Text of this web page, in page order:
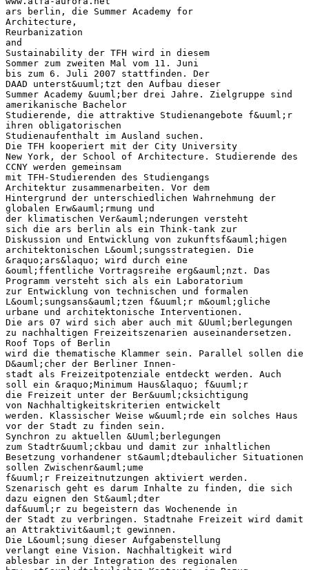
ars berlin, die Summer Academy for
Architecture,
Reurbanization
and
Sustainability der TFH wird in diesem
Sommer zum zweiten Mal vom 11. Juni
bis zum 6. Juli 2007 stattfinden. Der
DAAD unterst&uuml;tzt den Aufbau dieser
Summer Academy &uuml;ber drei Jahre. Zielgruppe sind
amerikanische Bachelor
Studierende, die attraktive Studienangebote f&uuml;r
ihren obligatorischen
Studienaufenthalt im Ausland suchen.
Die TFH kooperiert mit der City University
New York, der School of Architecture. Studierende des
CCNY werden gemeinsam
mit TFH-Studierenden des Studiengangs
Architektur zusammenarbeiten. Vor dem
Hintergrund der unterschiedlichen Wahrnehmung der
globalen Erw&auml;rmung und
der klimatischen Ver&auml;nderungen versteht
sich die ars berlin als ein Think-tank zur
Diskussion und Entwicklung von zukunftsf&auml;higen
architektonischen L&ouml;sungsstrategien. Die
&raquo;ars&laquo; wird durch eine
&ouml;ffentliche Vortragsreihe erg&auml;nzt. Das
Programm versteht sich als ein Laboratorium
zur Entwicklung von technischen und formalen
L&ouml;sungsans&auml;tzen f&uuml;r m&ouml;gliche
urbane und architektonische Interventionen.
Die ars 07 wird sich aber auch mit &Uuml;berlegungen
zu nachhaltigen Freizeitszenarien auseinandersetzen.
Roof Tops of Berlin
wird die thematische Klammer sein. Parallel sollen die
D&auml;cher der Berliner Innen-
stadt als Freizeitpotenziale entdeckt werden. Auch
soll ein &raquo;Minimum Haus&laquo; f&uuml;r
die Freizeit unter der Ber&uuml;cksichtigung
von Nachhaltigkeitskriterien entwickelt
werden. Klassischer Weise w&uuml;rde ein solches Haus
vor der Stadt zu finden sein.
Synchron zu aktuellen &Uuml;berlegungen
zum Stadtr&uuml;ckbau und damit zur inhaltlichen
Besetzung vorhandener st&auml;dtebaulicher Situationen
sollen Zwischenr&auml;ume
f&uuml;r Freizeitnutzungen aktiviert werden.
Szenarisch geht es darum Inhalte zu finden, die sich
dazu eignen den St&auml;dter
daf&uuml;r zu begeistern das Wochenende in
der Stadt zu verbringen. Stadtnahe Freizeit wird damit
an Attraktivit&auml;t gewinnen.
Die L&ouml;sung dieser Aufgabenstellung
verlangt eine Vision. Nachhaltigkeit wird
ablesbar in der Integration des regionalen